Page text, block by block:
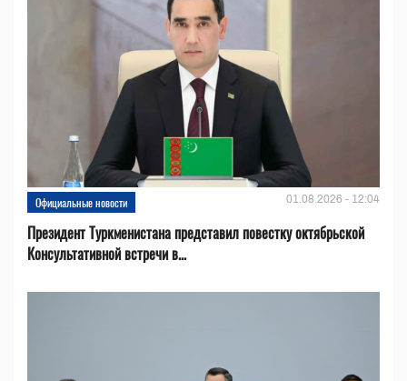
Официальные новости 01.08.2026 - 12:04
Президент Туркменистана представил повестку октябрьской
Консультативной встречи в...